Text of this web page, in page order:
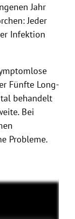
Jahr
Jeder
Infektion
Fünfte Long-
behandelt
Bei
Probleme.